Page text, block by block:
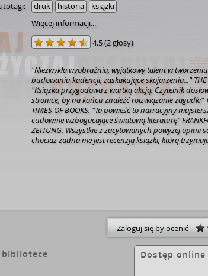
druk historia
książki
Więcej informacji...
4.5(2 głosy)
"Niezwykła wyobraźnia, wyjątkowy talent w
budowaniu kadencji, zaskakujące skojarzenia..." THE
"Książka przygodowa z wartką akcją. Czytelnik
stronice, by na końcu znaleźć roizwiązanie zagadki"
TIMES OF BOOKS. "Ta powieść to narracyjny
cudownie wzbogacające światową literaturę"
ZEITUNG. Wszystkie z zacytowanych powyżej opinii
chociaż żadna nie jest recenzją książki, którą
Pierwsza dotyczy powieści Virginii Woolf, druga -
zacytowanych powyżej opisów przez przypadek nie
charakteru tego, co Magda i Andrzej napisali. Po
proszę zakleić nieprzezroczystą taśmą, a zostawić
najcelniej oddaje Państwa wrażenia. Żtczę miłego
Zaloguj się by ocenić
bibliotece Dostęp online